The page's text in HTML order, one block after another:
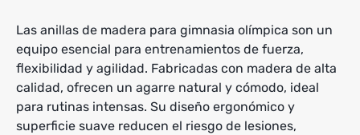
Las anillas de madera para gimnasia olímpica son un
equipo esencial para entrenamientos de fuerza,
flexibilidad y agilidad. Fabricadas con madera de alta
calidad, ofrecen un agarre natural y cómodo, ideal
para rutinas intensas. Su diseño ergonómico y
superficie suave reducen el riesgo de lesiones,